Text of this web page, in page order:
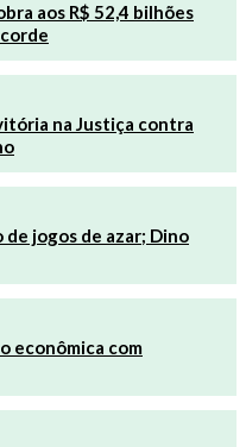
aos R$ 52,4 bilhões
na Justiça contra
jogos de azar; Dino
econômica com